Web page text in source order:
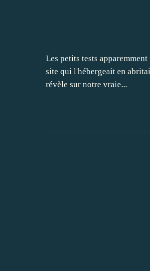
Les petits tests
site qui l'hébergeait en
révèle sur notre vraie...